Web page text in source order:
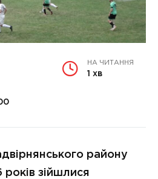
НА ЧИТАННЯ
1 хв
району
зійшлися